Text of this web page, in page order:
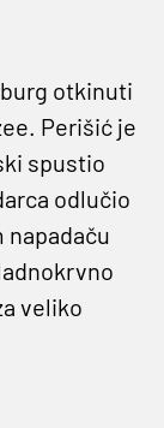
otkinuti
Perišić je
spustio
odlučio
napadaču
veliko